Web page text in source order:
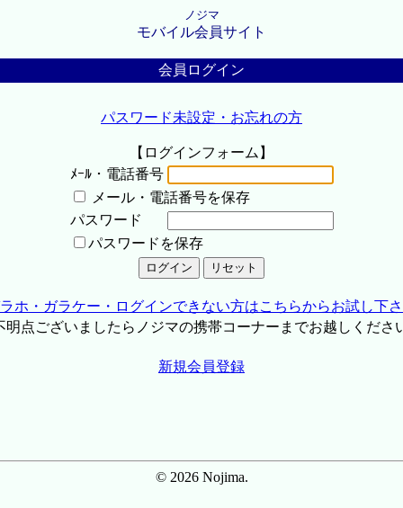
ノジマ
モバイル会員サイト
会員ログイン
パスワード未設定・お忘れの方
【ログインフォーム】
ﾒｰﾙ・電話番号
メール・電話番号を保存
パスワード
パスワードを保存
ホ・ガラケー・ログインできない方はこちらからお試し下
点ございましたらノジマの携帯コーナーまでお越しくださ
新規会員登録
© 2026 Nojima.